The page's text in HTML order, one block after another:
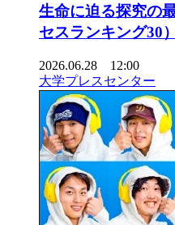
生命に迫る探究の
セスランキング30）
2026.06.28 12:00
大学プレスセンター